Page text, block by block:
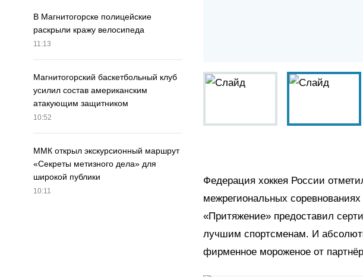
В Магнитогорске полицейские
раскрыли кражу велосипеда
11:13
Магнитогорский баскетбольный клуб
усилил состав американским
атакующим защитником
10:52
ММК открыл экскурсионный маршрут
«Секреты метизного дела» для
широкой публики
10:11
Федерация хоккея России
межрегиональных
«Притяжение» предоставил
лучшим спортсменам. И
фирменное мороженое от